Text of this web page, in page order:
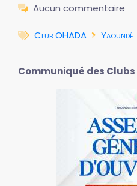
Aucun commentaire
Club OHADA Yaoundé
Communiqué des Clubs